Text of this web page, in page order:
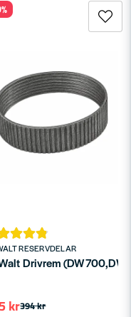
RESERVDELAR
Drivrem
394 kr
kr